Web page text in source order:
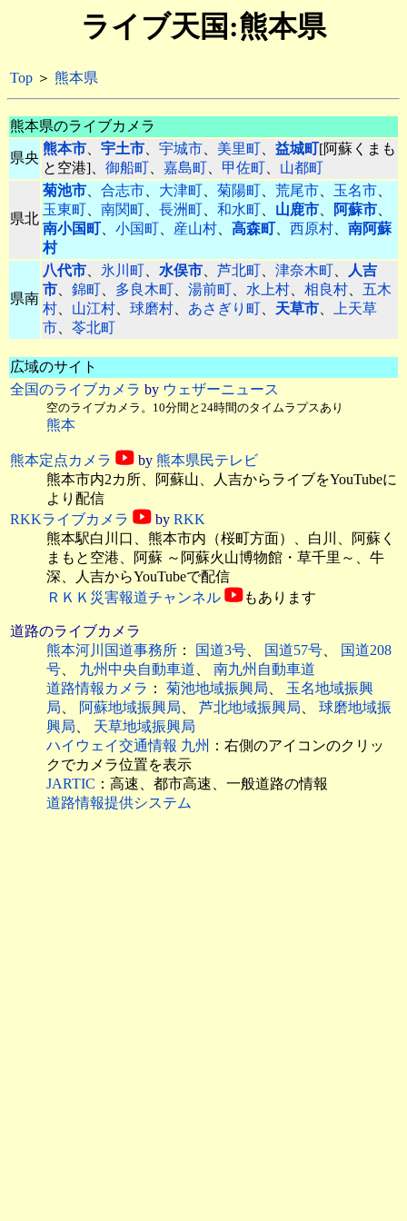
ライブ天国:熊本県
Top ＞ 熊本県
熊本県のライブカメラ
県央
熊本市、 宇土市、 宇城市、 美里町、 益城町[阿蘇くまも
と空港]、 御船町、 嘉島町、 甲佐町、 山都町
県北
菊池市、 合志市、 大津町、 菊陽町、 荒尾市、 玉名市、
玉東町、 南関町、 長洲町、 和水町、 山鹿市、 阿蘇市、
南小国町、 小国町、 産山村、 高森町、 西原村、 南阿蘇
村
県南
八代市、 氷川町、 水俣市、 芦北町、 津奈木町、
人吉
市、 錦町、 多良木町、 湯前町、 水上村、 相良村、 五木
村、 山江村、 球磨村、 あさぎり町、 天草市、 上天草
市、 苓北町
広域のサイト
全国のライブカメラ by ウェザーニュース
空のライブカメラ。10分間と24時間のタイムラプスあり
熊本
熊本定点カメラ by 熊本県民テレビ
熊本市内2カ所、阿蘇山、人吉からライブをYouTubeに
より配信
RKKライブカメラ
by RKK
熊本駅白川口、熊本市内（桜町方面）、白川、阿蘇く
まもと空港、阿蘇 ～阿蘇火山博物館・草千里～、牛
深、人吉からYouTubeで配信
ＲＫＫ災害報道チャンネル
もあります
道路のライブカメラ
熊本河川国道事務所 ： 国道3号、 国道57号、
国道208
号、 九州中央自動車道、 南九州自動車道
道路情報カメラ ： 菊池地域振興局、 玉名地域振興
局、 阿蘇地域振興局、 芦北地域振興局、 球磨地域振
興局、 天草地域振興局
ハイウェイ交通情報 九州 ：右側のアイコンのクリッ
クでカメラ位置を表示
JARTIC ：高速、都市高速、一般道路の情報
道路情報提供システム